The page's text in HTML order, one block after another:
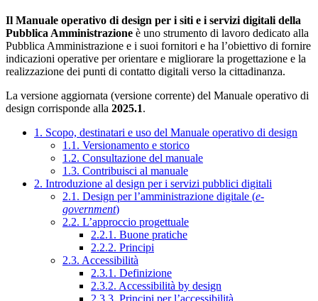
Il Manuale operativo di design per i siti e i servizi digitali della
Pubblica Amministrazione è uno strumento di lavoro dedicato alla
Pubblica Amministrazione e i suoi fornitori e ha l’obiettivo di fornire
indicazioni operative per orientare e migliorare la progettazione e la
realizzazione dei punti di contatto digitali verso la cittadinanza.
La versione aggiornata (versione corrente) del Manuale operativo di
design corrisponde alla 2025.1.
1. Scopo, destinatari e uso del Manuale operativo di design
1.1. Versionamento e storico
1.2. Consultazione del manuale
1.3. Contribuisci al manuale
2. Introduzione al design per i servizi pubblici digitali
2.1. Design per l’amministrazione digitale (e-
government)
2.2. L’approccio progettuale
2.2.1. Buone pratiche
2.2.2. Principi
2.3. Accessibilità
2.3.1. Definizione
2.3.2. Accessibilità by design
2.3.3. Principi per l’accessibilità